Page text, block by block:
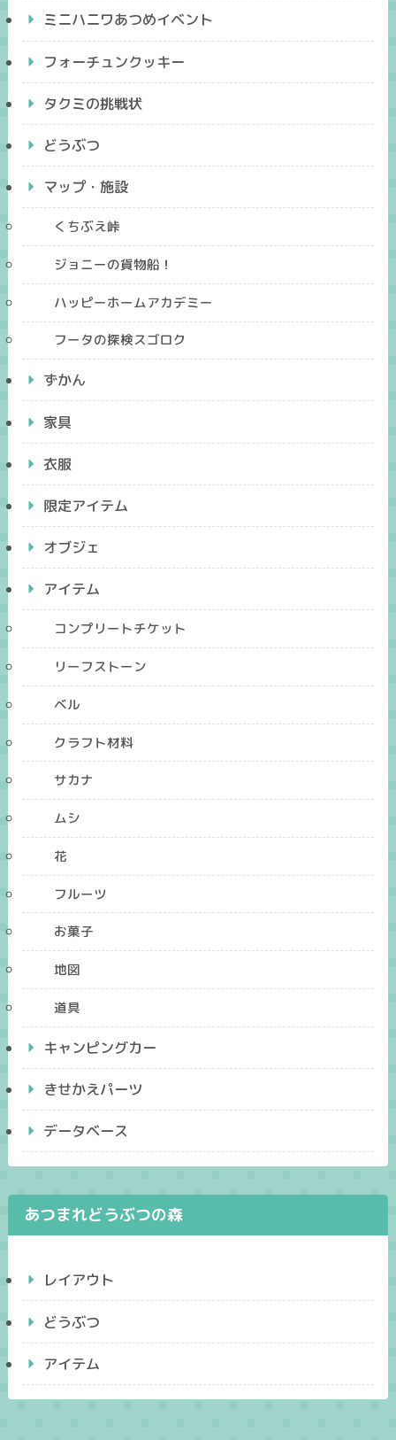
ミニハニワあつめイベント
フォーチュンクッキー
タクミの挑戦状
どうぶつ
マップ・施設
くちぶえ峠
ジョニーの貨物船！
ハッピーホームアカデミー
フータの探検スゴロク
ずかん
家具
衣服
限定アイテム
オブジェ
アイテム
コンプリートチケット
リーフストーン
ベル
クラフト材料
サカナ
ムシ
花
フルーツ
お菓子
地図
道具
キャンピングカー
きせかえパーツ
データベース
あつまれどうぶつの森
レイアウト
どうぶつ
アイテム